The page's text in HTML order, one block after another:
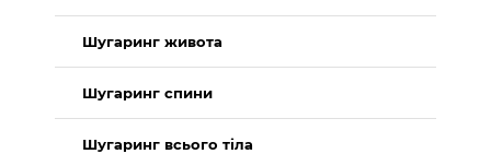
Шугаринг живота
Шугаринг спини
Шугаринг всього тіла